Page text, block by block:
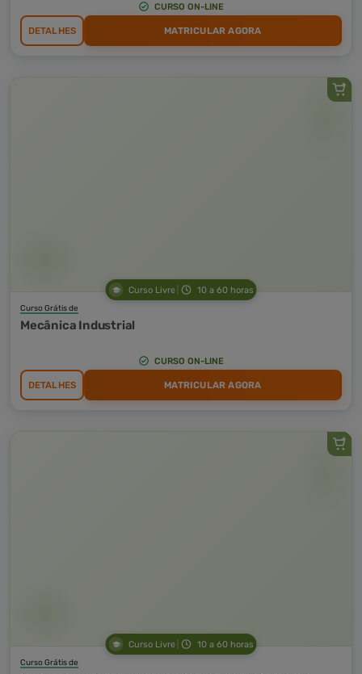
CURSO ON-LINE
DETALHES MATRICULAR AGORA
Curso Livre 10 a 60 horas
Curso Grátis de
Mecânica Industrial
CURSO ON-LINE
DETALHES MATRICULAR AGORA
Curso Livre 10 a 60 horas
Curso Grátis de